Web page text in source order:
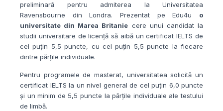
preliminară pentru admiterea la Universitatea
Ravensbourne din Londra. Prezentat pe Edu4u o
universitate din Marea Britanie cere unui candidat la
studii universitare de licență să aibă un certificat IELTS de
cel puțin 5,5 puncte, cu cel puțin 5,5 puncte la fiecare
dintre părțile individuale.
Pentru programele de masterat, universitatea solicită un
certificat IELTS la un nivel general de cel puțin 6,0 puncte
și un minim de 5,5 puncte la părțile individuale ale testului
de limbă.